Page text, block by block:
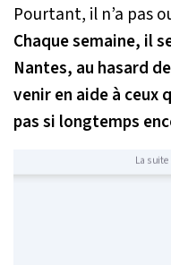
Pourtant, il n’a pas
Chaque semaine, il
Nantes, au hasard
venir en aide à ceux
pas si longtemps
La